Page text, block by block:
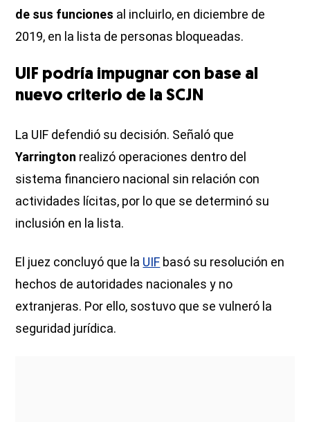
de sus funciones al incluirlo, en diciembre de
2019, en la lista de personas bloqueadas.
UIF podría impugnar con base al
nuevo criterio de la SCJN
La UIF defendió su decisión. Señaló que
Yarrington realizó operaciones dentro del
sistema financiero nacional sin relación con
actividades lícitas, por lo que se determinó su
inclusión en la lista.
El juez concluyó que la UIF basó su resolución en
hechos de autoridades nacionales y no
extranjeras. Por ello, sostuvo que se vulneró la
seguridad jurídica.